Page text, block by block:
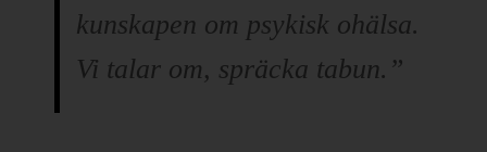
kunskapen om psykisk ohälsa.
Vi talar om, spräcka tabun.”